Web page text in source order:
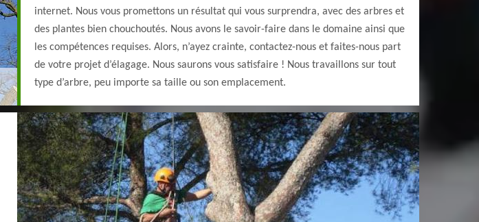
internet. Nous vous promettons un résultat qui vous surprendra, avec des arbres et
des plantes bien chouchoutés. Nous avons le savoir-faire dans le domaine ainsi que
les compétences requises. Alors, n’ayez crainte, contactez-nous et faites-nous part
de votre projet d’élagage. Nous saurons vous satisfaire ! Nous travaillons sur tout
type d’arbre, peu importe sa taille ou son emplacement.